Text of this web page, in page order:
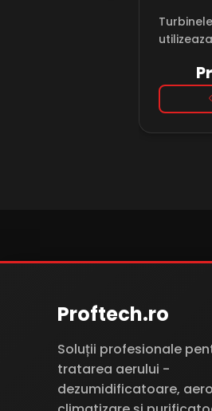
tavane
Proftech.ro
Soluții profesionale
tratarea aerului -
dezumidificatoare,